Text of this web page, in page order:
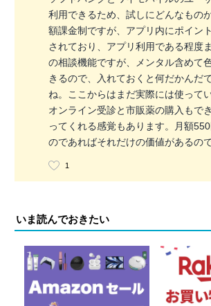
利用できるため、試しにどんなもの
額課金制ですが、アプリ内にポイン
されており、アプリ利用である程度
の相談機能ですが、メンタル含めて
きるので、入れておくと何だかんだ
ね。ここからはまだ実際には使って
オンライン受診と市販薬の購入もで
ってくれる感覚もあります。月額
のであればそれだけの価値があるの
1
いま読んでおきたい